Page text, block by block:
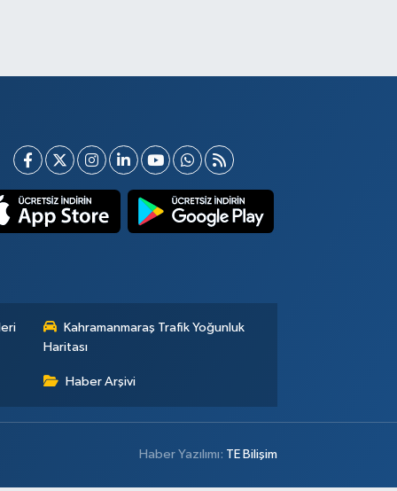
Kahramanmaraş Trafik Yoğunluk
Haritası
Haber Arşivi
Haber Yazılımı: TE Bilişim